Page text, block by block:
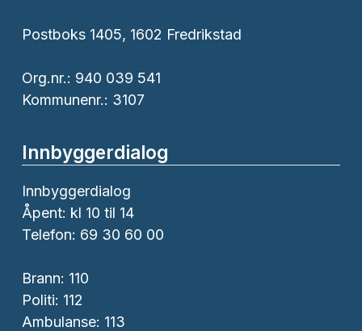
Postboks 1405, 1602 Fredrikstad
Org.nr.: 940 039 541
Kommunenr.: 3107
Innbyggerdialog
Innbyggerdialog
Åpent: kl 10 til 14
Telefon: 69 30 60 00
Brann: 110
Politi: 112
Ambulanse: 113